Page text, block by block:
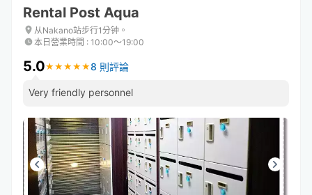
Rental Post Aqua
从Nakano站步行1分钟。
本日營業時間 : 10:00〜19:00
5.0★ ★ ★ ★ ★
★ ★ ★ ★ ★8 則評論
Very friendly personnel